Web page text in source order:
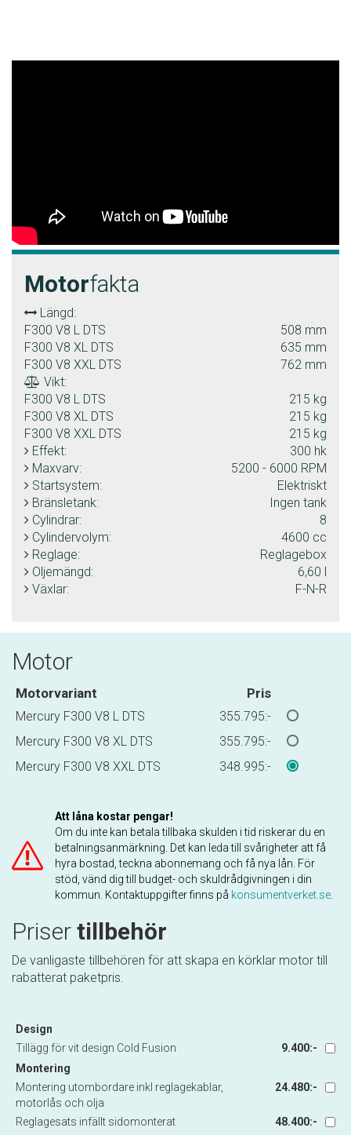
Motorfakta
Längd:
F300 V8 L DTS
508 mm
F300 V8 XL DTS
635 mm
F300 V8 XXL DTS
762 mm
Vikt:
F300 V8 L DTS
215 kg
F300 V8 XL DTS
215 kg
F300 V8 XXL DTS
215 kg
Effekt:
300 hk
Maxvarv:
5200 - 6000 RPM
Startsystem:
Elektriskt
Bränsletank:
Ingen tank
Cylindrar:
8
Cylindervolym:
4600 cc
Reglage:
Reglagebox
Oljemängd:
6,60 l
Växlar:
F-N-R
Motor
Motorvariant Pris
Mercury F300 V8 L DTS
355.795:-
Mercury F300 V8 XL DTS
355.795:-
Mercury F300 V8 XXL DTS
348.995:-
Att låna kostar pengar!
Om du inte kan betala tillbaka skulden i tid riskerar du en
betalningsanmärkning. Det kan leda till svårigheter att få
hyra bostad, teckna abonnemang och få nya lån. För
stöd, vänd dig till budget- och skuldrådgivningen i din
kommun. Kontaktuppgifter finns på konsumentverket.se
Priser tillbehör
De vanligaste tillbehören för att skapa en körklar motor till
rabatterat paketpris.
Design
Tillägg för vit design Cold Fusion
9.400:-
Montering
Montering utombordare inkl reglagekablar,
motorlås och olja
24.480:-
Reglagesats infällt sidomonterat 48.400:-